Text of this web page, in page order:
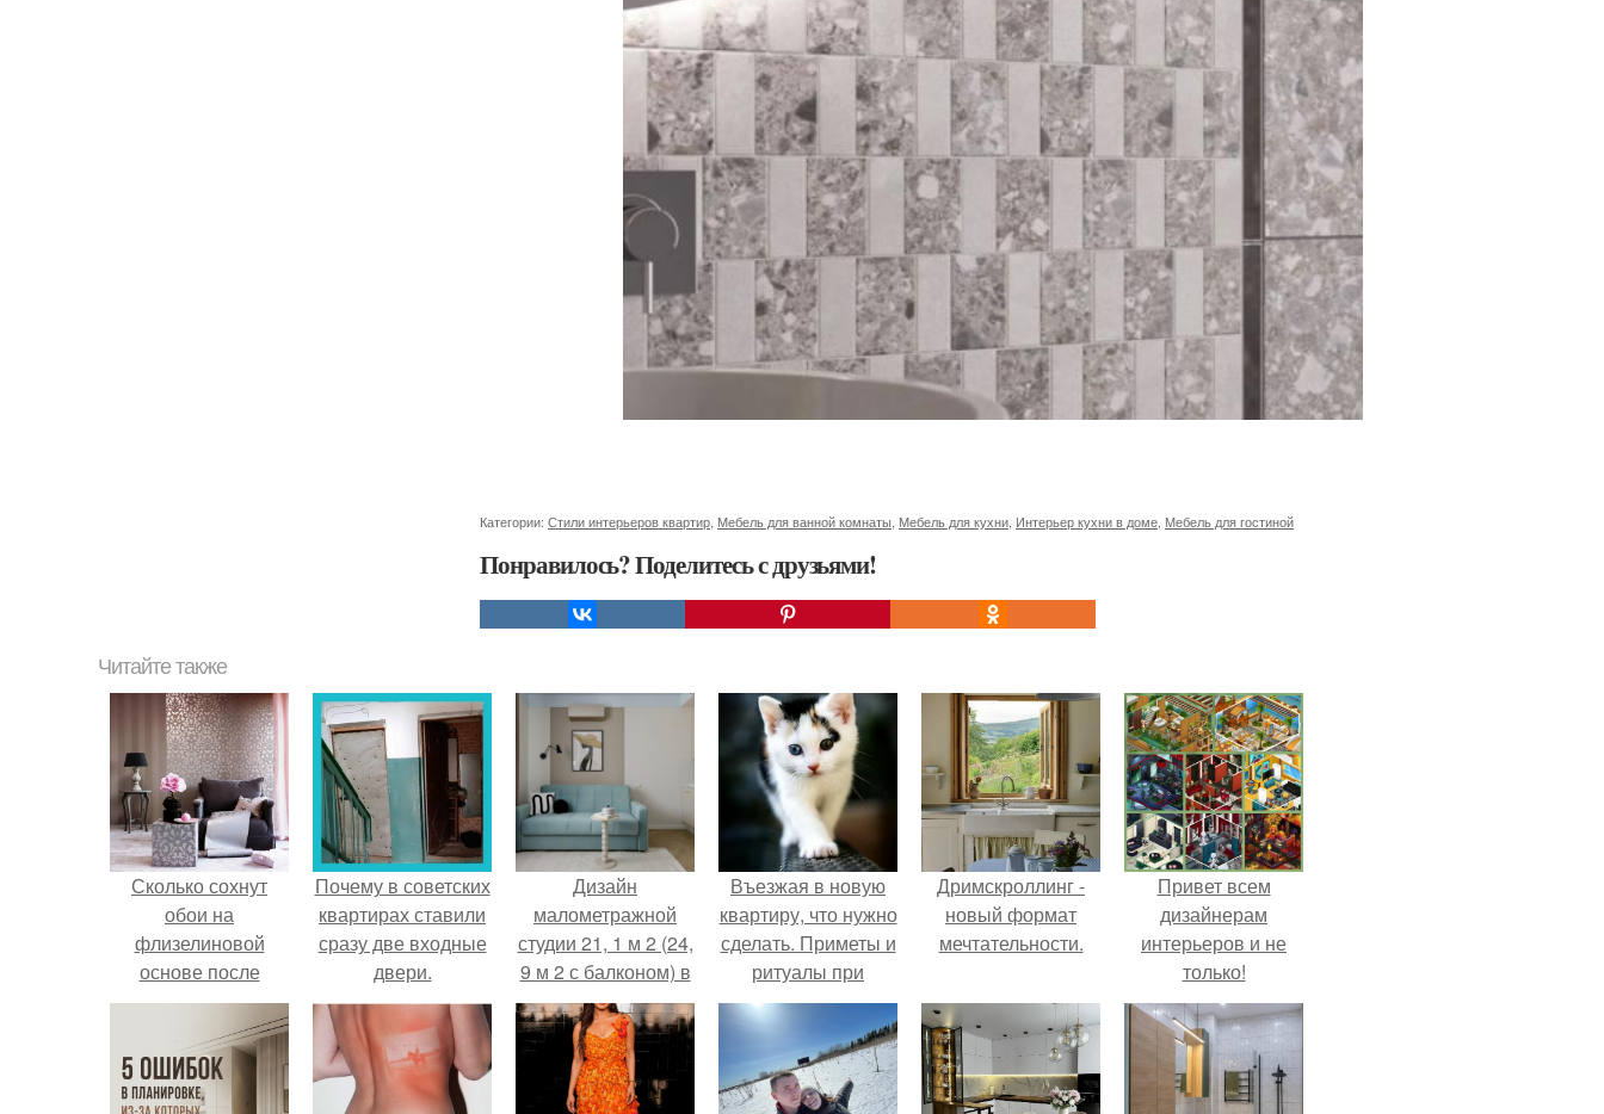
Категории: Стили интерьеров квартир Мебель для ванной комнаты Мебель для кухни Интерьер кухни в доме Мебель для гостиной
Понравилось? Поделитесь с друзьями!
Читайте также
Сколько сохнут
обои на
флизелиновой
основе после
поклейки. Когда
высохнет клей?
Почему в советских
квартирах ставили
сразу две входные
двери.
Дизайн
малометражной
студии 21, 1 м 2 (24,
9 м 2 с балконом) в
Краснодаре.
Въезжая в новую
квартиру, что нужно
сделать. Приметы и
ритуалы при
новоселье
Дримскроллинг -
новый формат
мечтательности.
Привет всем
дизайнерам
интерьеров и не
только!